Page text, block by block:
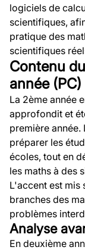
logiciels de
scientifiques,
pratique des
scientifiques
Contenu
année (PC)
La 2ème année
approfondit et
première
préparer les
écoles, tout en
les maths à des
L'accent est mis
branches des
problèmes
Analyse
En deuxième